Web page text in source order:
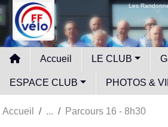
Les
Accueil LE CLUB
ESPACE CLUB PHOTOS &
Accueil Parcours 16 - 8h30
Panneau de gestion des cookies